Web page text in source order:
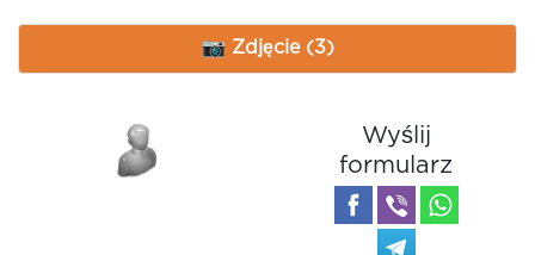
📷 Zdjęcie (3)
Wyślij
formularz